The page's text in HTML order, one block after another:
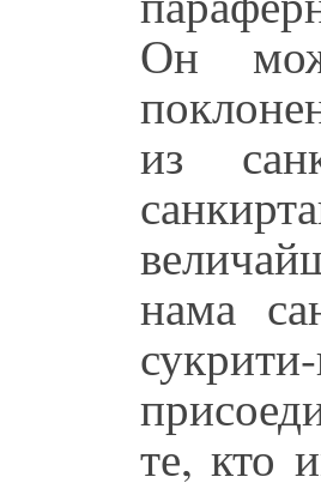
Он
из
нама
те, кто